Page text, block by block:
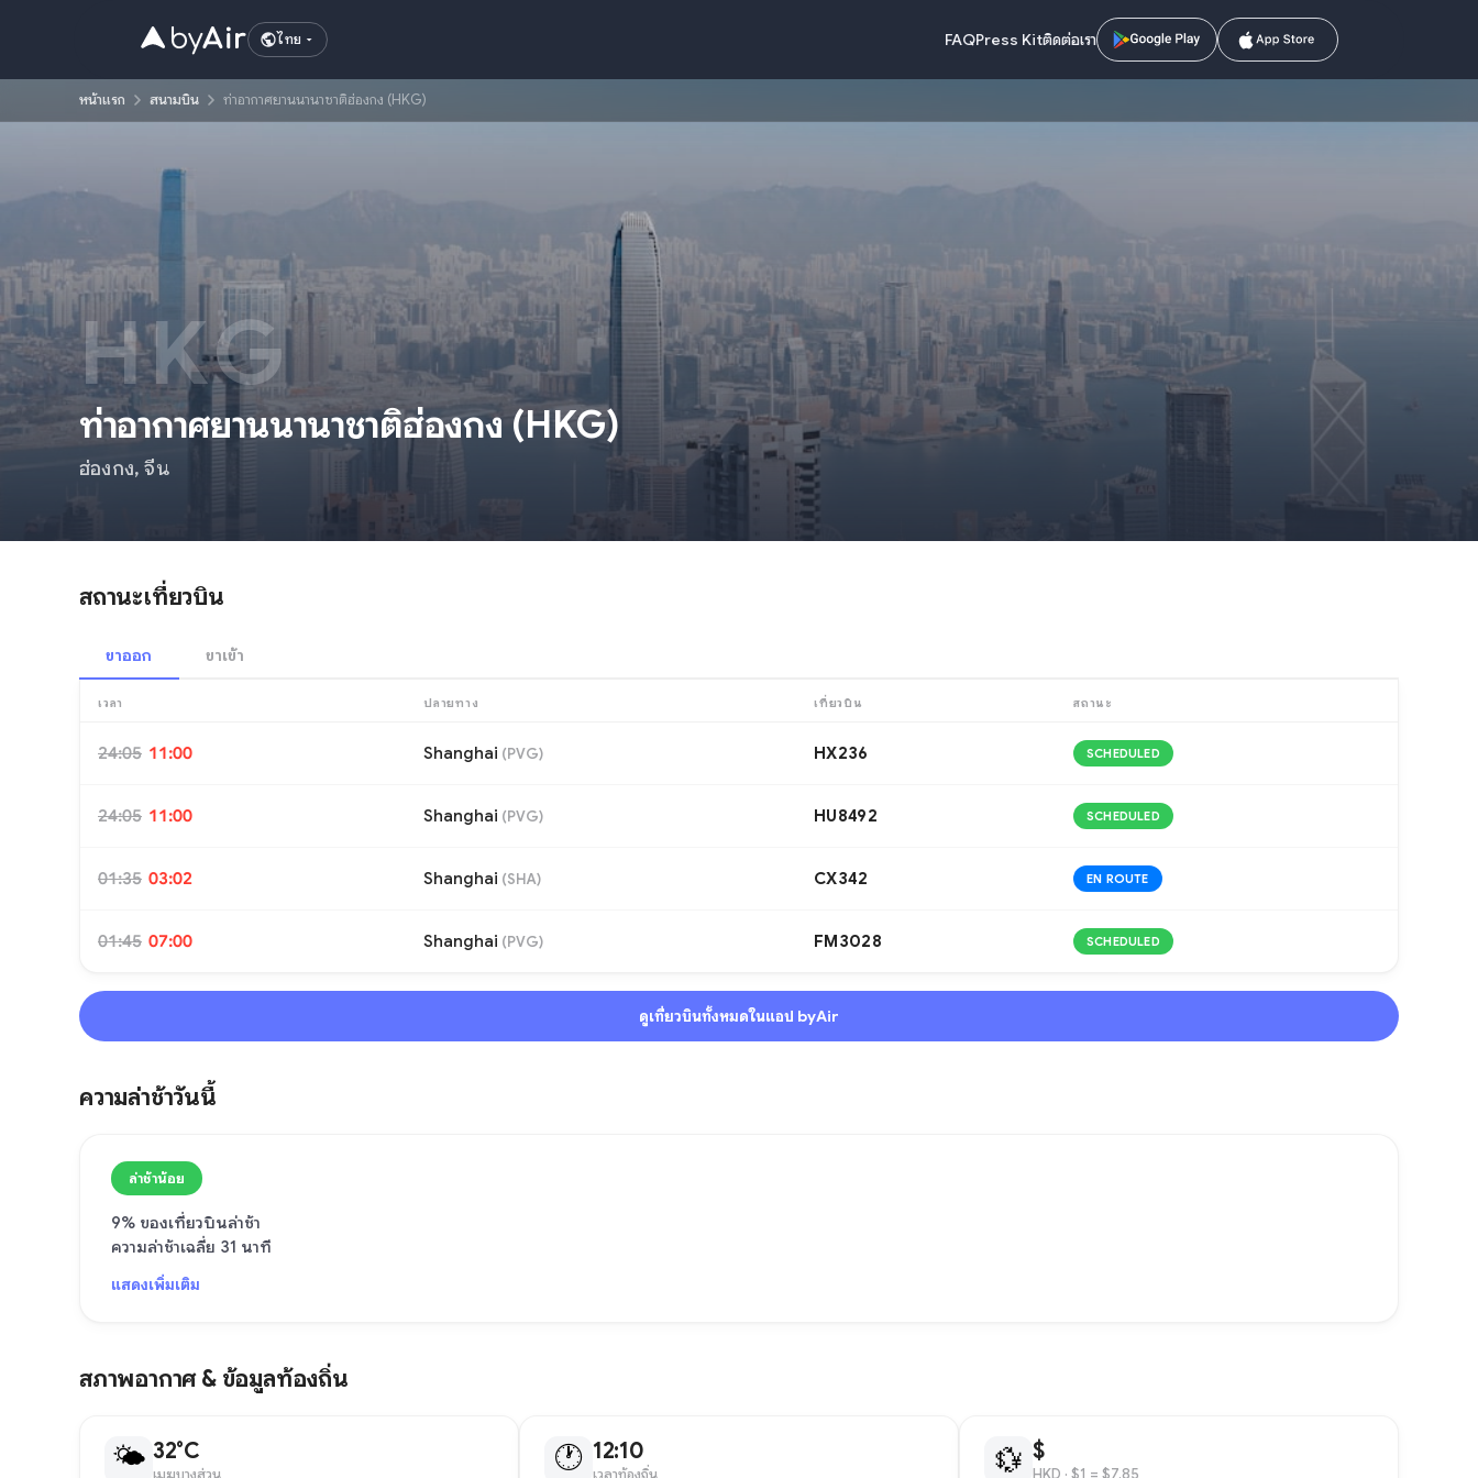
ไทย FAQPress Kitติดต่อเรา
หน้าแรก สนามบิน ท่าอากาศยานนานาชาติฮ่องกง (HKG)
HKG
ท่าอากาศยานนานาชาติฮ่องกง(HKG)
ฮ่องกง,จีน
สถานะเที่ยวบิน
ขาออก ขาเข้า
เวลา ปลายทาง เที่ยวบิน สถานะ
24:05 11:00 Shanghai (PVG) HX236 SCHEDULED
24:05 11:00 Shanghai (PVG) HU8492 SCHEDULED
01:35 03:02 Shanghai (SHA) CX342 EN ROUTE
01:45 07:00 Shanghai (PVG) FM3028 SCHEDULED
ดูเที่ยวบินทั้งหมดในแอป byAir
ความล่าช้าวันนี้
ล่าช้าน้อย
9% ของเที่ยวบินล่าช้า
ความล่าช้าเฉลี่ย 31 นาที
แสดงเพิ่มเติม
สภาพอากาศ & ข้อมูลท้องถิ่น
🌤 32°C
เมฆบางส่วน 🕐 12:10
เวลาท้องถิ่น 💱 $
HKD · $1 = $7.85